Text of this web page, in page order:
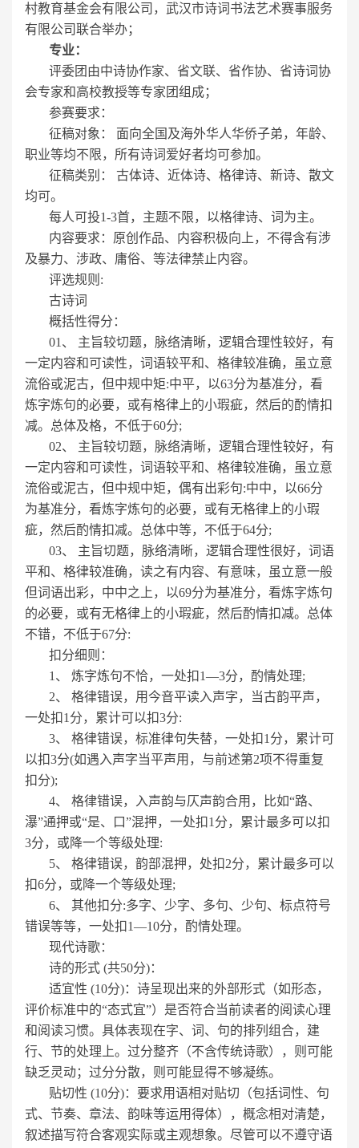
村教育基金会有限公司，武汉市诗词书法艺术赛事服务
有限公司联合举办；
专业：
评委团由中诗协作家、省文联、省作协、省诗词协
会专家和高校教授等专家团组成；
参赛要求：
征稿对象： 面向全国及海外华人华侨子弟，年龄、
职业等均不限，所有诗词爱好者均可参加。
征稿类别： 古体诗、近体诗、格律诗、新诗、散文
均可。
每人可投1-3首，主题不限，以格律诗、词为主。
内容要求：原创作品、内容积极向上，不得含有涉
及暴力、涉政、庸俗、等法律禁止内容。
评选规则:
古诗词
概括性得分：
01、 主旨较切题，脉络清晰，逻辑合理性较好，有
一定内容和可读性，词语较平和、格律较准确，虽立意
流俗或泥古，但中规中矩:中平，以63分为基准分，看
炼字炼句的必要，或有格律上的小瑕疵，然后的酌情扣
减。总体及格，不低于60分;
02、 主旨较切题，脉络清晰，逻辑合理性较好，有
一定内容和可读性，词语较平和、格律较准确，虽立意
流俗或泥古，但中规中矩，偶有出彩句:中中，以66分
为基准分，看炼字炼句的必要，或有无格律上的小瑕
疵，然后酌情扣减。总体中等，不低于64分;
03、 主旨切题，脉络清晰，逻辑合理性很好，词语
平和、格律较准确，读之有内容、有意味，虽立意一般
但词语出彩，中中之上，以69分为基准分，看炼字炼句
的必要，或有无格律上的小瑕疵，然后酌情扣减。总体
不错，不低于67分:
扣分细则：
1、 炼字炼句不恰，一处扣1—3分，酌情处理;
2、 格律错误，用今音平读入声字，当古韵平声，
一处扣1分，累计可以扣3分:
3、 格律错误，标准律句失替，一处扣1分，累计可
以扣3分(如遇入声字当平声用，与前述第2项不得重复
扣分);
4、 格律错误，入声韵与仄声韵合用，比如“路、
瀑”通押或“是、口”混押，一处扣1分，累计最多可以扣
3分，或降一个等级处理:
5、 格律错误，韵部混押，处扣2分，累计最多可以
扣6分，或降一个等级处理;
6、 其他扣分:多字、少字、多句、少句、标点符号
错误等等，一处扣1—10分，酌情处理。
现代诗歌：
诗的形式 (共50分)：
适宜性 (10分)：诗呈现出来的外部形式（如形态，
评价标准中的“态式宜”）是否符合当前读者的阅读心理
和阅读习惯。具体表现在字、词、句的排列组合，建
行、节的处理上。过分整齐（不含传统诗歌），则可能
缺乏灵动；过分分散，则可能显得不够凝练。
贴切性 (10分)：要求用语相对贴切（包括词性、句
式、节奏、章法、韵味等运用得体），概念相对清楚，
叙述描写符合客观实际或主观想象。尽管可以不遵守语